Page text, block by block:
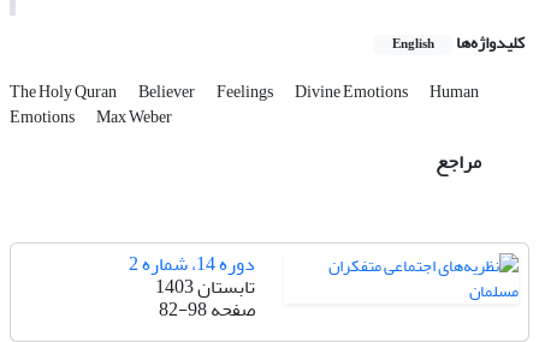
کلیدواژه‌ها English
The Holy Quran Believer Feelings Divine Emotions Human
Emotions Max Weber
مراجع
دوره 14، شماره 2
تابستان 1403
صفحه82-98